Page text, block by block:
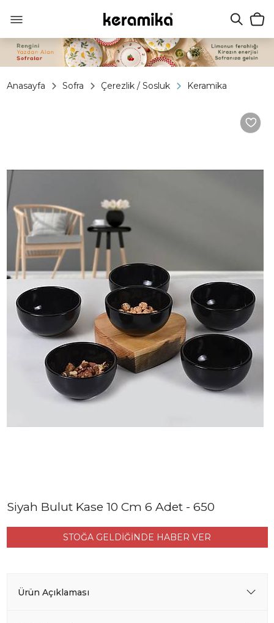
Anasayfa Sofra Çerezlik / Sosluk Keramika
Siyah Bulut Kase 10 Cm 6 Adet - 650
STOĞA GELDİĞİNDE HABER VER
Ürün Açıklaması